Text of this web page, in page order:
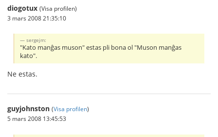
diogotux (Visa profilen)
3 mars 2008 21:35:10
sergejm:
"Kato manĝas muson" estas pli bona ol "Muson manĝas
kato".
Ne estas.
guyjohnston (Visa profilen)
5 mars 2008 13:45:53